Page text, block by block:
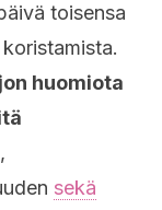
toisensa
huomiota
sekä